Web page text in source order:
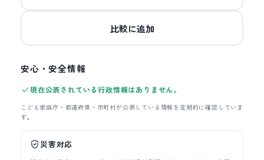
比較に追加
安心・安全情報
現在公表されている行政情報はありません。
こども家庭庁・都道府県・市町村が公表している情報を定期的に確認していま
す。
災害対応